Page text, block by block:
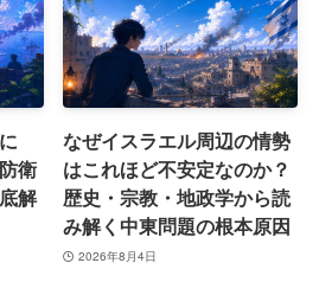
衛
解
なぜイスラエル周辺の情勢
はこれほど不安定なのか？
歴史・宗教・地政学から読
み解く中東問題の根本原因
2026年8月4日